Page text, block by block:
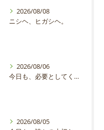
2026/08/08
ニシヘ、ヒガシヘ。
2026/08/06
今日も、必要としてくださる方のもとへ。
2026/08/05